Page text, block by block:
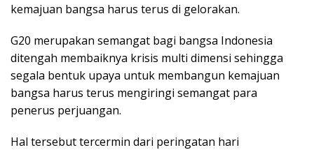
kemajuan bangsa harus terus di gelorakan.
G20 merupakan semangat bagi bangsa Indonesia
ditengah membaiknya krisis multi dimensi sehingga
segala bentuk upaya untuk membangun kemajuan
bangsa harus terus mengiringi semangat para
penerus perjuangan.
Hal tersebut tercermin dari peringatan hari